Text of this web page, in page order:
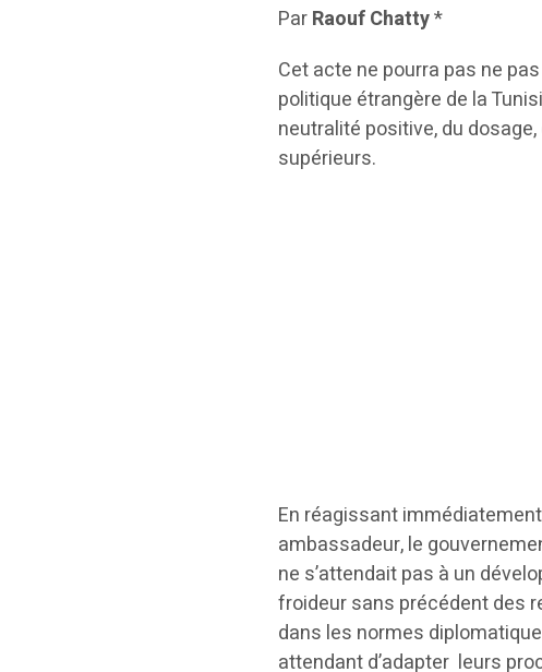
ParRaouf Chatty*
Cet acte ne pourra pas ne
politique étrangère de la
neutralité positive, du
supérieurs.
En réagissant
ambassadeur, le
ne s’attendait pas à un
froideur sans précédent des
dans les normes
attendant d’adapter leurs